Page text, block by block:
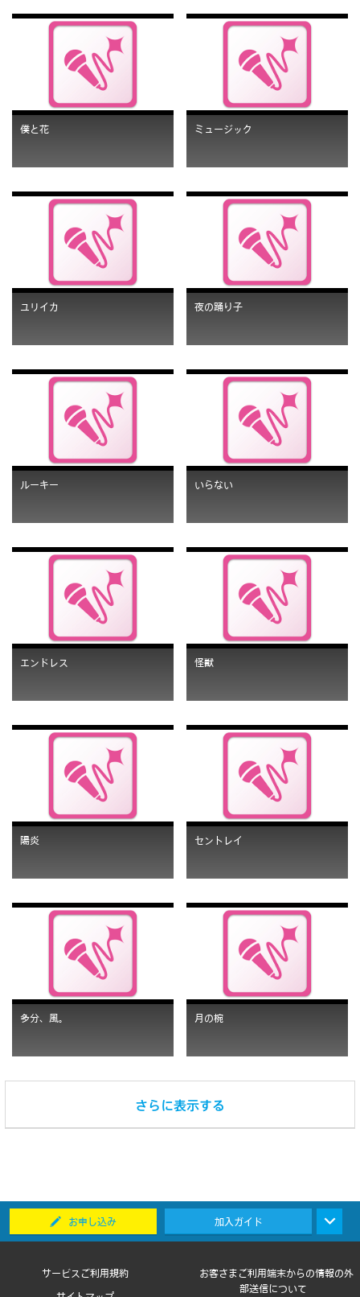
僕と花 ミュージック
ユリイカ 夜の踊り子
ルーキー いらない
エンドレス 怪獣
陽炎 セントレイ
多分、風。 月の椀
お申し込み 加入ガイド
サービスご利用規約
お客さまご利用端末からの情報の外
部送信について